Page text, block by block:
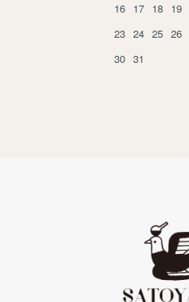
16 17 18 19
23 24 25 26
30 31